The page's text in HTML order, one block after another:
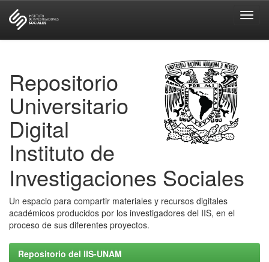
Repositorio
Universitario
Digital
Instituto de
Investigaciones Sociales
Un espacio para compartir materiales y recursos digitales
académicos producidos por los investigadores del IIS, en el
proceso de sus diferentes proyectos.
Repositorio del IIS-UNAM